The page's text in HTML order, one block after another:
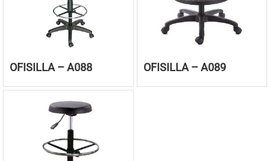
OFISILLA – A088 OFISILLA – A089